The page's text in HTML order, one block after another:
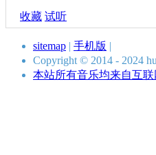
收藏 试听
sitemap | 手机版 |
Copyright © 2014 - 2024
本站所有音乐均来自互